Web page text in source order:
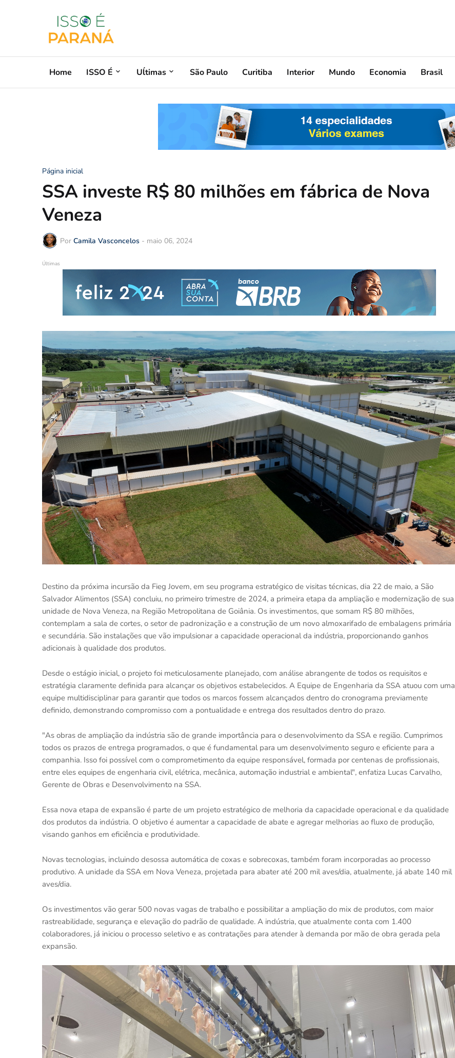
Home ISSO É Uĺtimas São Paulo Curitiba Interior Mundo Economia Brasil
Página inicial
SSA investe R$ 80 milhões em fábrica de Nova
Veneza
Por Camila Vasconcelos - maio 06, 2024
Últimas
Destino da próxima incursão da Fieg Jovem, em seu programa estratégico de visitas técnicas, dia 22 de maio, a São
Salvador Alimentos (SSA) concluiu, no primeiro trimestre de 2024, a primeira etapa da ampliação e modernização de sua
unidade de Nova Veneza, na Região Metropolitana de Goiânia. Os investimentos, que somam R$ 80 milhões,
contemplam a sala de cortes, o setor de padronização e a construção de um novo almoxarifado de embalagens primária
e secundária. São instalações que vão impulsionar a capacidade operacional da indústria, proporcionando ganhos
adicionais à qualidade dos produtos.
Desde o estágio inicial, o projeto foi meticulosamente planejado, com análise abrangente de todos os requisitos e
estratégia claramente definida para alcançar os objetivos estabelecidos. A Equipe de Engenharia da SSA atuou com uma
equipe multidisciplinar para garantir que todos os marcos fossem alcançados dentro do cronograma previamente
definido, demonstrando compromisso com a pontualidade e entrega dos resultados dentro do prazo.
"As obras de ampliação da indústria são de grande importância para o desenvolvimento da SSA e região. Cumprimos
todos os prazos de entrega programados, o que é fundamental para um desenvolvimento seguro e eficiente para a
companhia. Isso foi possível com o comprometimento da equipe responsável, formada por centenas de profissionais,
entre eles equipes de engenharia civil, elétrica, mecânica, automação industrial e ambiental", enfatiza Lucas Carvalho,
Gerente de Obras e Desenvolvimento na SSA.
Essa nova etapa de expansão é parte de um projeto estratégico de melhoria da capacidade operacional e da qualidade
dos produtos da indústria. O objetivo é aumentar a capacidade de abate e agregar melhorias ao fluxo de produção,
visando ganhos em eficiência e produtividade.
Novas tecnologias, incluindo desossa automática de coxas e sobrecoxas, também foram incorporadas ao processo
produtivo. A unidade da SSA em Nova Veneza, projetada para abater até 200 mil aves/dia, atualmente, já abate 140 mil
aves/dia.
Os investimentos vão gerar 500 novas vagas de trabalho e possibilitar a ampliação do mix de produtos, com maior
rastreabilidade, segurança e elevação do padrão de qualidade. A indústria, que atualmente conta com 1.400
colaboradores, já iniciou o processo seletivo e as contratações para atender à demanda por mão de obra gerada pela
expansão.